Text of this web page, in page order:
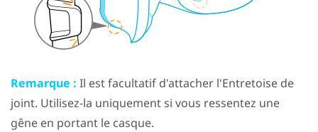
Remarque : Il est facultatif d'attacher l'Entretoise de
joint. Utilisez-la uniquement si vous ressentez une
gêne en portant le casque.